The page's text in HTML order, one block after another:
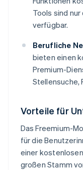
Tools sind
verfügbar.
Berufliche
bieten einen
Premium-
Stellensuche,
Vorteile für
Das Freemium-
für die
einer
großen Stamm